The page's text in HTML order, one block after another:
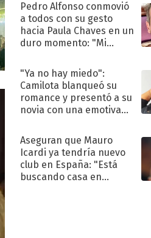
Pedro Alfonso conmovió
a todos con su gesto
hacia Paula Chaves en un
duro momento: "Mi
terapéutico"
"Ya no hay miedo":
Camilota blanqueó su
romance y presentó a su
novia con una emotiva
Aseguran que Mauro
Icardi ya tendría nuevo
club en España: "Está
buscando casa en